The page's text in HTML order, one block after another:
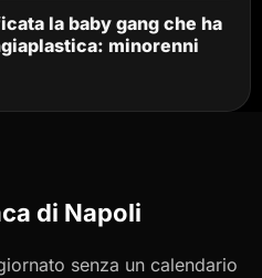
la baby gang che ha
minorenni
di Napoli
senza un calendario